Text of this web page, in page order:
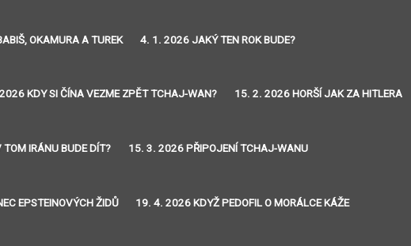
OKAMURA A TUREK 4. 1. 2026 JAKÝ TEN ROK BUDE?
KDY SI ČÍNA VEZME ZPĚT TCHAJ-WAN? 15. 2. 2026 HORŠÍ JAK ZA HITLERA
IRÁNU BUDE DÍT? 15. 3. 2026 PŘIPOJENÍ TCHAJ-WANU
EPSTEINOVÝCH ŽIDŮ 19. 4. 2026 KDYŽ PEDOFIL O MORÁLCE KÁŽE